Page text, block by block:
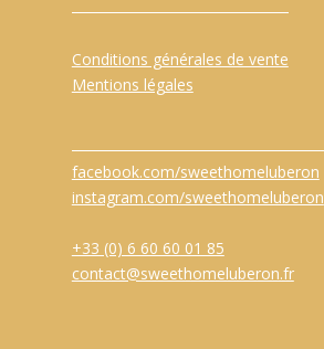
Conditions générales de vente
Mentions légales
facebook.com/sweethomeluberon
instagram.com/sweethomeluberon
+33 (0) 6 60 60 01 85
contact@sweethomeluberon.fr